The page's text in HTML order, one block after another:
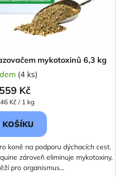
mykotoxinů 6,3 kg
(4 ks)
Kč
Kč / 1 kg
KOŠÍKU
koně na podporu dýchacích cest.
zároveň eliminuje mykotoxiny,
pro organismus...